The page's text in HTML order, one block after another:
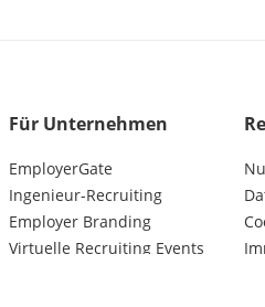
Für Unternehmen
EmployerGate
Ingenieur-Recruiting
Employer Branding
Virtuelle Recruiting Events